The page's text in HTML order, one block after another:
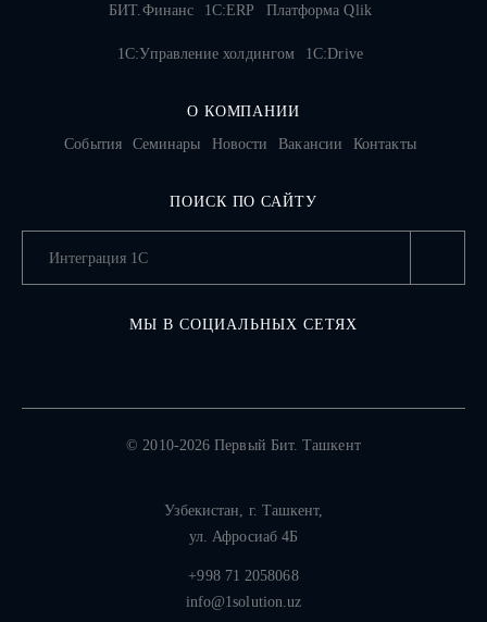
БИТ.Финанс
1С:ERP Платформа Qlik
1С:Управление холдингом 1C:Drive
О КОМПАНИИ
События
Семинары Новости Вакансии Контакты
ПОИСК ПО САЙТУ
МЫ В СОЦИАЛЬНЫХ СЕТЯХ
© 2010-2026 Первый Бит. Ташкент
Узбекистан, г. Ташкент,
ул. Афросиаб 4Б
+998 71 2058068
info@1solution.uz